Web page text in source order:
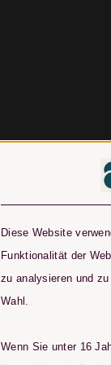
Diese Website
Funktionalität der
zu analysieren und
Wahl.
Wenn Sie unter 16